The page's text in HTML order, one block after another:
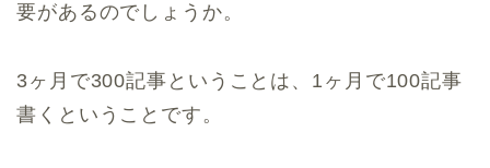
要があるのでしょうか。
3ヶ月で300記事ということは、1ヶ月で100記事
書くということです。